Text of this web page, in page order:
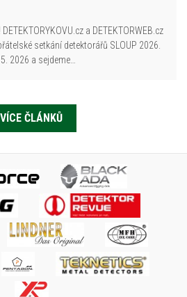
a DETEKTORWEB.cz
setkání detektorářů SLOUP 2026.
2026 a sejdeme…
VÍCE ČLÁNKŮ